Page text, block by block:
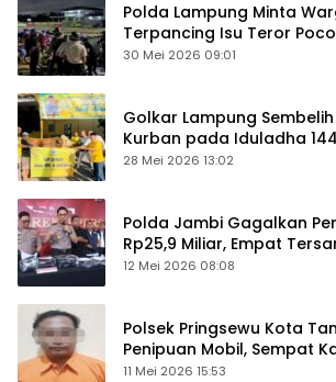
Polda Lampung Minta
Terpancing Isu Teror
Keamanan Ditingkatkan
30 Mei 2026 09:01
Golkar Lampung
Kurban pada Iduladha
28 Mei 2026 13:02
Polda Jambi Gagalkan
Rp25,9 Miliar, Empat
12 Mei 2026 08:08
Polsek Pringsewu Kota
Penipuan Mobil, Sempat
11 Mei 2026 15:53